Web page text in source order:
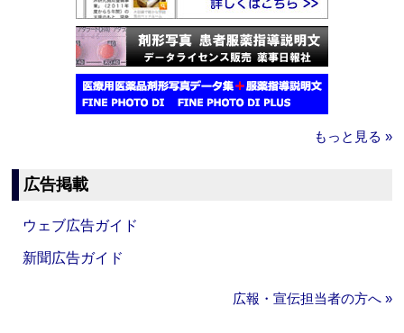
もっと見る »
広告掲載
ウェブ広告ガイド
新聞広告ガイド
広報・宣伝担当者の方へ »